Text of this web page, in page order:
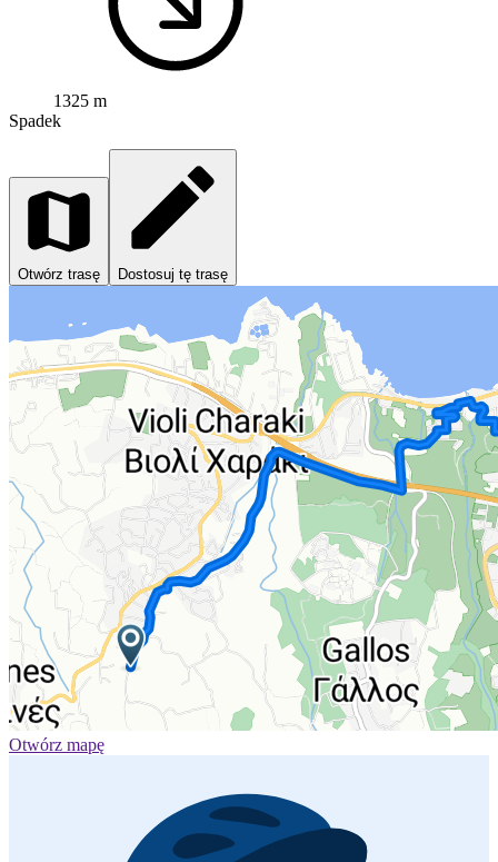
1325 m
Spadek
Otwórz trasę Dostosuj tę trasę
Otwórz mapę